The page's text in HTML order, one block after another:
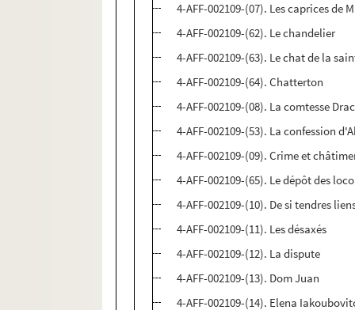
4-AFF-002109-(07). Les caprices de
4-AFF-002109-(62). Le chandelier
4-AFF-002109-(63). Le chat de la
4-AFF-002109-(64). Chatterton
4-AFF-002109-(08). La comtesse
4-AFF-002109-(53). La confession
4-AFF-002109-(09). Crime et
4-AFF-002109-(65). Le dépôt des
4-AFF-002109-(10). De si tendres
4-AFF-002109-(11). Les désaxés
4-AFF-002109-(12). La dispute
4-AFF-002109-(13). Dom Juan
4-AFF-002109-(14). Elena